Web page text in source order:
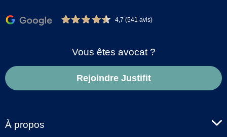
4,7 (541 avis)
Vous êtes avocat ?
Rejoindre Justifit
À propos